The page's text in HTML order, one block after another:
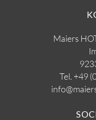
Maiers
Tel. +49